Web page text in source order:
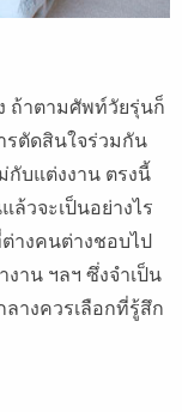
ถ้าตามศัพท์วัยรุ่นก็
รตัดสินใจร่วมกัน
กับแต่งงาน ตรงนี้
วจะเป็นอย่างไร
างคนต่างชอบไป
าน ฯลฯ ซึ่งจำเป็น
างควรเลือกที่รู้สึก